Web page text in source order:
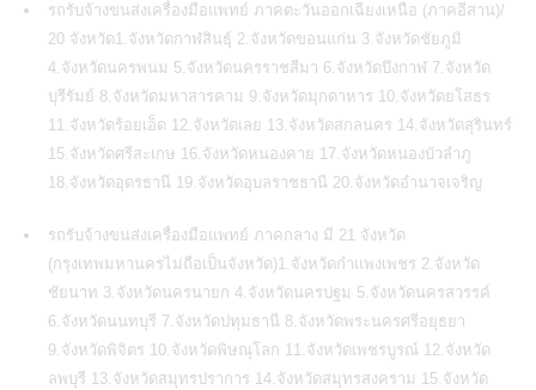
รถรับจ้างขนส่งเครื่องมือแพทย์ ภาคตะวันออกเฉียงเหนือ (ภาคอีสาน)/
20 จังหวัด1.จังหวัดกาฬสินธุ์ 2.จังหวัดขอนแก่น 3.จังหวัดชัยภูมิ
4.จังหวัดนครพนม 5.จังหวัดนครราชสีมา 6.จังหวัดบึงกาฬ 7.จังหวัด
บุรีรัมย์ 8.จังหวัดมหาสารคาม 9.จังหวัดมุกดาหาร 10.จังหวัดยโสธร
11.จังหวัดร้อยเอ็ด 12.จังหวัดเลย 13.จังหวัดสกลนคร 14.จังหวัดสุรินทร์
15.จังหวัดศรีสะเกษ 16.จังหวัดหนองคาย 17.จังหวัดหนองบัวลำภู
18.จังหวัดอุดรธานี 19.จังหวัดอุบลราชธานี 20.จังหวัดอำนาจเจริญ
รถรับจ้างขนส่งเครื่องมือแพทย์ ภาคกลาง มี 21 จังหวัด
(กรุงเทพมหานครไม่ถือเป็นจังหวัด)1.จังหวัดกำแพงเพชร 2.จังหวัด
ชัยนาท 3.จังหวัดนครนายก 4.จังหวัดนครปฐม 5.จังหวัดนครสวรรค์
6.จังหวัดนนทบุรี 7.จังหวัดปทุมธานี 8.จังหวัดพระนครศรีอยุธยา
9.จังหวัดพิจิตร 10.จังหวัดพิษณุโลก 11.จังหวัดเพชรบูรณ์ 12.จังหวัด
ลพบุรี 13.จังหวัดสมุทรปราการ 14.จังหวัดสมุทรสงคราม 15.จังหวัด